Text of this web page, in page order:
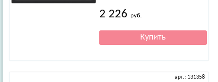
2 226 руб.
арт.: 131358